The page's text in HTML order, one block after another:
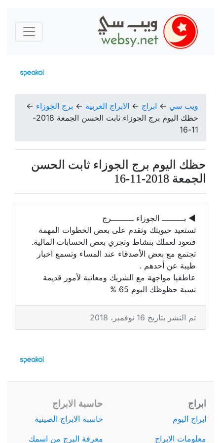
ويب سي ← ابراج ← الابراج الغربية ← برج الجوزاء ←
حظك اليوم برج الجوزاء ثابت الحسن الجمعة 2018-
11-16
حظك اليوم برج الجوزاء ثابت الحسن
الجمعة 2018-11-16
◀ بـــــــــ الجوزاء ـــــــــرج
تستعيد حيويتك وتقدم على بعض الخطوات المهمة
فتعود لعملك بنشاط وتجري بعض الحسابات المالية.
تجتمع مع بعض الأصدقاء عند المساء وتسمع اخبار
طيبة عن أحدهم .
عاطفيا مواجهة مع الشريك ومعاتبة لأمور قديمة
نسبة حظوظك اليوم 65 %
تم النشر بتاريخ 16 نوفمبر، 2018
ابراج
ابراج اليوم
معلومات الابراج
حاسبة الابراج
حاسبة الابراج الصينية
معرفة البرج من اسمك